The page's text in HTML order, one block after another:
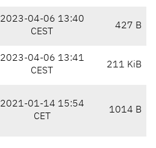
2023-04-06 13:40
CEST
427 B
2023-04-06 13:41
CEST
211 KiB
2021-01-14 15:54
CET
1014 B